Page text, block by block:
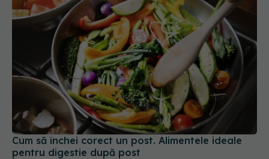
Cum să închei corect un post. Alimentele ideale
pentru digestie după post